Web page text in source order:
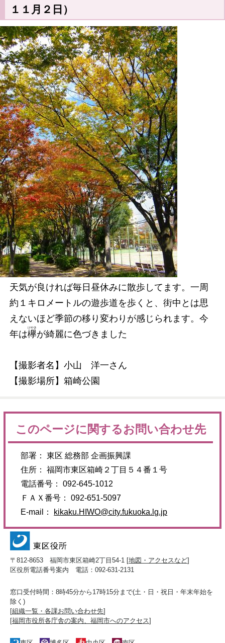
１１月２日）
天気が良ければ毎日昼休みに散歩してます。一周
約１キロメートルの遊歩道を歩くと、街中とは思
えないほど季節の移り変わりが感じられます。今
年は欅
けやき
が綺麗に色づきました
【撮影者名】小山 洋一さん
【撮影場所】箱崎公園
このページに関するお問い合わせ先
部署： 東区 総務部 企画振興課
住所： 福岡市東区箱崎２丁目５４番１号
電話番号： 092-645-1012
ＦＡＸ番号： 092-651-5097
E-mail：
kikaku.HIWO@city.fukuoka.lg.jp
〒812-8653 福岡市東区箱崎2丁目54-1 [地図・アクセスなど]
区役所電話番号案内 電話：092-631-2131
窓口受付時間：8時45分から17時15分まで(土・日・祝日・年末年始を
除く)
[組織一覧・各課お問い合わせ先]
[福岡市役所各庁舎の案内、福岡市へのアクセス]